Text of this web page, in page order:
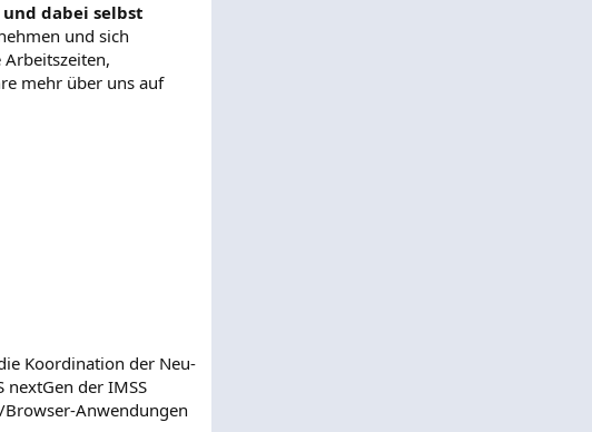
dabei selbst
und sich
mehr über uns auf
Koordination der Neu-
der IMSS
Anwendungen